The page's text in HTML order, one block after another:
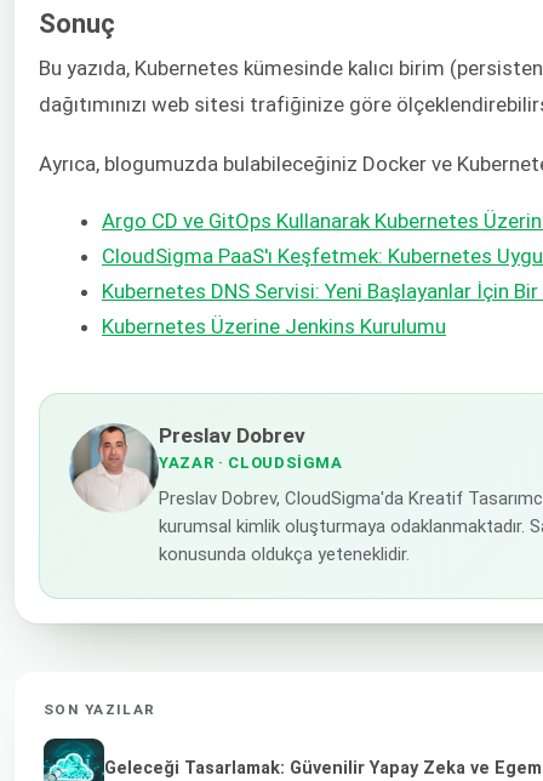
Sonuç
Bu yazıda, Kubernetes kümesinde kalıcı birim
dağıtımınızı web sitesi trafiğinize göre
Ayrıca, blogumuzda bulabileceğiniz Docker ve
Argo CD ve GitOps Kullanarak Kubernetes
CloudSigma PaaS'ı Keşfetmek: Kubernetes
Kubernetes DNS Servisi: Yeni Başlayanlar İçin Bir
Kubernetes Üzerine Jenkins Kurulumu
Preslav Dobrev
YAZAR · CLOUDSIGMA
Preslav Dobrev, CloudSigma'da Kreatif
kurumsal kimlik oluşturmaya odaklanmaktadır.
konusunda oldukça yeteneklidir.
SON YAZILAR
Geleceği Tasarlamak: Güvenilir Yapay Zeka ve